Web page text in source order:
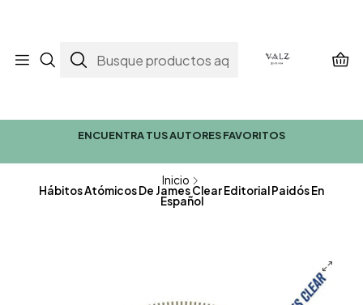
ENCUENTRA TUS AUTORES FAVORITOS
Inicio
Hábitos Atómicos De James Clear Editorial Paidós En
Español